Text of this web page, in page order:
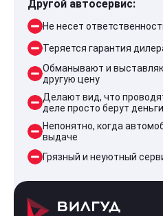
Другой автосервис:
Не несет
Теряется гарантия
Обманывают и
другую цену
Делают вид, что
деле просто берут деньги
Непонятно, когда
выдаче
Грязный и неуютный